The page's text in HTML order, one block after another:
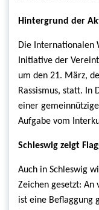
Hintergrund der
Die Internationalen
Initiative der
um den 21. März,
Rassismus, statt. In
einer
Aufgabe vom
Schleswig zeigt
Auch in Schleswig
Zeichen gesetzt: An
ist eine Beflaggung